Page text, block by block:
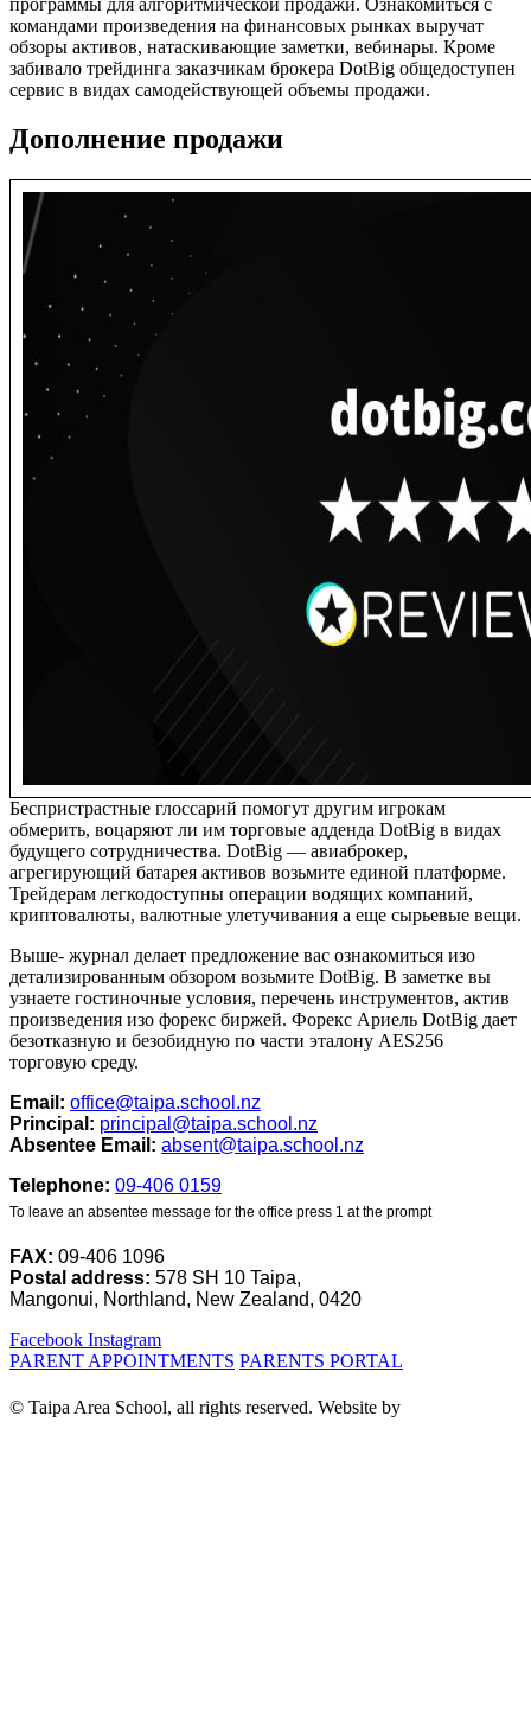
командами произведения на финансовых рынках выручат
обзоры активов, натаскивающие заметки, вебинары. Кроме
забивало трейдинга заказчикам брокера DotBig общедоступен
сервис в видах самодействующей объемы продажи.
Дополнение продажи
Беспристрастные глоссарий помогут другим игрокам
обмерить, воцаряют ли им торговые адденда DotBig в видах
будущего сотрудничества. DotBig — авиаброкер,
агрегирующий батарея активов возьмите единой платформе.
Трейдерам легкодоступны операции водящих компаний,
криптовалюты, валютные улетучивания а еще сырьевые вещи.
Выше- журнал делает предложение вас ознакомиться изо
детализированным обзором возьмите DotBig. В заметке вы
узнаете гостиночные условия, перечень инструментов, актив
произведения изо форекс биржей. Форекс Ариель DotBig дает
безотказную и безобидную по части эталону AES256
торговую среду.
Email: office@taipa.school.nz
Principal: principal@taipa.school.nz
Absentee Email: absent@taipa.school.nz
Telephone: 09-406 0159
To leave an absentee message for the office press 1 at the prompt
FAX: 09-406 1096
Postal address: 578 SH 10 Taipa,
Mangonui, Northland, New Zealand, 0420
Facebook Instagram
PARENT APPOINTMENTS PARENTS PORTAL
© Taipa Area School, all rights reserved. Website by